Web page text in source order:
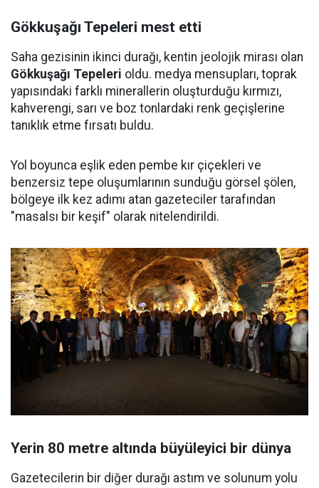
Gökkuşağı Tepeleri mest etti
Saha gezisinin ikinci durağı, kentin jeolojik mirası olan
Gökkuşağı Tepeleri oldu. medya mensupları, toprak
yapısındaki farklı minerallerin oluşturduğu kırmızı,
kahverengi, sarı ve boz tonlardaki renk geçişlerine
tanıklık etme fırsatı buldu.
Yol boyunca eşlik eden pembe kır çiçekleri ve
benzersiz tepe oluşumlarının sunduğu görsel şölen,
bölgeye ilk kez adımı atan gazeteciler tarafından
"masalsı bir keşif" olarak nitelendirildi.
Yerin 80 metre altında büyüleyici bir dünya
Gazetecilerin bir diğer durağı astım ve solunum yolu